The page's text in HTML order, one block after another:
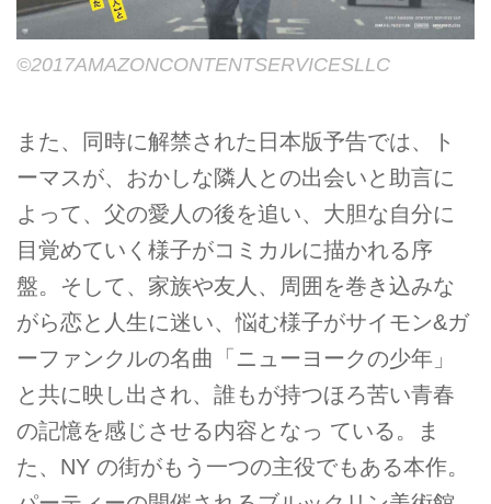
©2017AMAZONCONTENTSERVICESLLC
また、同時に解禁された日本版予告では、ト
ーマスが、おかしな隣人との出会いと助言に
よって、父の愛人の後を追い、大胆な自分に
目覚めていく様子がコミカルに描かれる序
盤。そして、家族や友人、周囲を巻き込みな
がら恋と人生に迷い、悩む様子がサイモン&ガ
ーファンクルの名曲「ニューヨークの少年」
と共に映し出され、誰もが持つほろ苦い青春
の記憶を感じさせる内容となっ ている。ま
た、NY の街がもう一つの主役でもある本作。